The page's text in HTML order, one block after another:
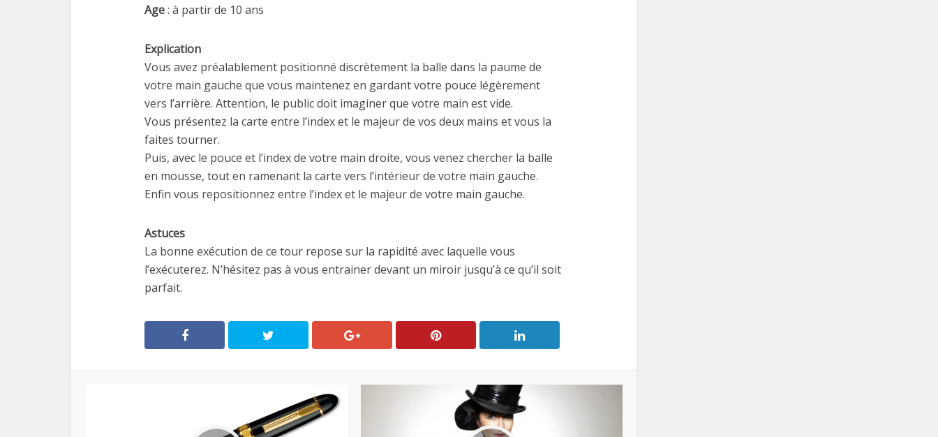
Age: à partir de 10 ans
Explication
Vous avez préalablement positionné discrètement la balle dans la paume de
votre main gauche que vous maintenez en gardant votre pouce légèrement
vers l’arrière. Attention, le public doit imaginer que votre main est vide.
Vous présentez la carte entre l’index et le majeur de vos deux mains et vous la
faites tourner.
Puis, avec le pouce et l’index de votre main droite, vous venez chercher la balle
en mousse, tout en ramenant la carte vers l’intérieur de votre main gauche.
Enfin vous repositionnez entre l’index et le majeur de votre main gauche.
Astuces
La bonne exécution de ce tour repose sur la rapidité avec laquelle vous
l’exécuterez. N’hésitez pas à vous entrainer devant un miroir jusqu’à ce qu’il soit
parfait.